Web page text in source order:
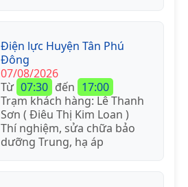
Điện lực Huyện Tân Phú
Đông
07/08/2026
Từ 07:30 đến 17:00
Trạm khách hàng: Lê Thanh
Sơn ( Điêu Thị Kim Loan )
Thí nghiệm, sửa chữa bảo
dưỡng Trung, hạ áp